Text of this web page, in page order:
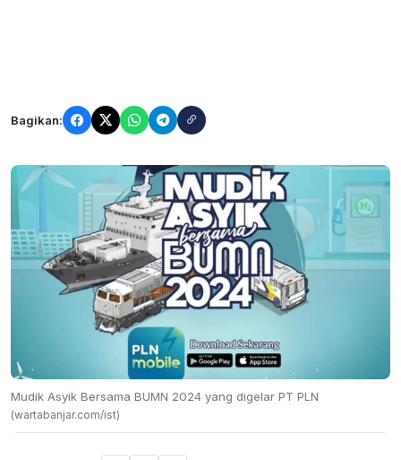
Bagikan:
Mudik Asyik Bersama BUMN 2024 yang digelar PT PLN
(wartabanjar.com/ist)